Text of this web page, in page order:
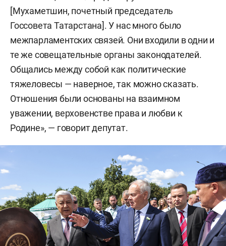
[Мухаметшин, почетный председатель
Госсовета Татарстана]. У нас много было
межпарламентских связей. Они входили в одни и
те же совещательные органы законодателей.
Общались между собой как политические
тяжеловесы — наверное, так можно сказать.
Отношения были основаны на взаимном
уважении, верховенстве права и любви к
Родине», — говорит депутат.